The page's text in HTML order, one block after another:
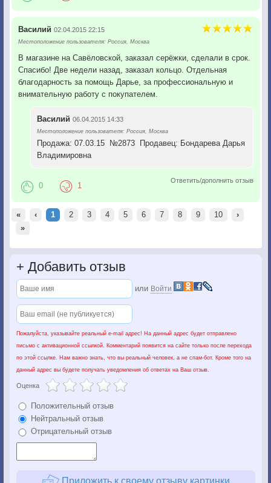
Василий 02.04.2015 22:15
Местоположение пользователя: Россия, Москва
В магазине на Савёловской, заказал серёжки, сделали в срок.
Спасибо! Две недели назад, заказал кольцо. Отдельная
благодарность за помощь Дарье, за профессиональную и
внимательную работу с покупателем.
Василий 06.04.2015 14:33
Местоположение пользователя: Россия, Москва
Продажа: 07.03.15 №2873 Продавец: Бондарева Дарья
Владимировна
Ответить/дополнить отзыв
0 1
« ‹ 1 2 3 4 5 6 7 8 9 10
›
»
+ Добавить отзыв
или Войти
Пожалуйста, указывайте реальный e-mail адрес! На данный адрес будет отправлено
письмо с активационной ссылкой. Комментарий появится на сайте только после перехода
по этой ссылке. Нам важно знать, что вы реальный человек, а не спам-бот. Кроме того на
данный адрес вы будете получать уведомления об ответах на Ваш отзыв.
Оценка
Положительный отзыв
Нейтральный отзыв
Отрицательный отзыв
Приложить к своему отзыву картинки